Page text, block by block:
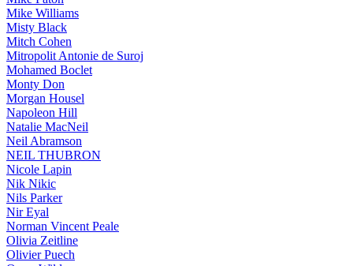
Mike Williams
Misty Black
Mitch Cohen
Mitropolit Antonie de Suroj
Mohamed Boclet
Monty Don
Morgan Housel
Napoleon Hill
Natalie MacNeil
Neil Abramson
NEIL THUBRON
Nicole Lapin
Nik Nikic
Nils Parker
Nir Eyal
Norman Vincent Peale
Olivia Zeitline
Olivier Puech